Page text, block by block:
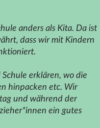
anders als Kita. Da ist
dass wir mit Kindern
erklären, wo die
hinpacken etc. Wir
und während der
ein gutes